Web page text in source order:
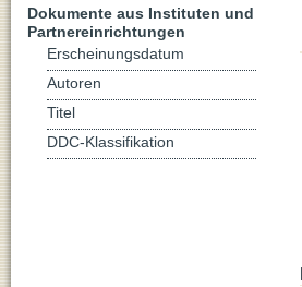
Dokumente aus Instituten und
Partnereinrichtungen
Erscheinungsdatum
Autoren
Titel
DDC-Klassifikation